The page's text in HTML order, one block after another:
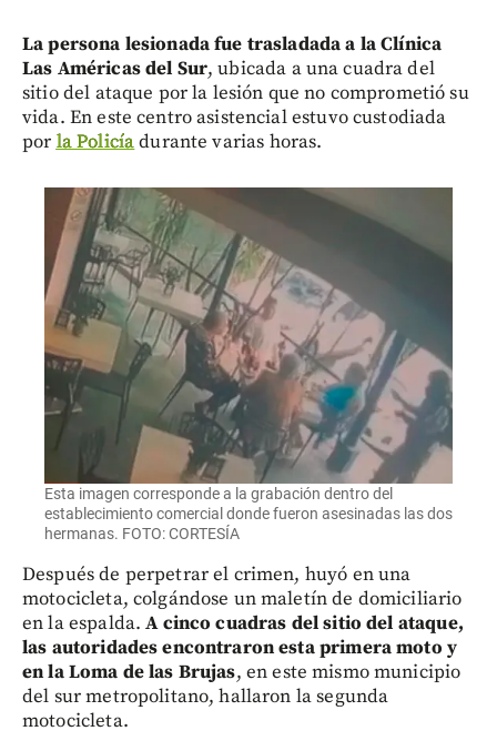
La persona lesionada fue trasladada a la Clínica
Las Américas del Sur, ubicada a una cuadra del
sitio del ataque por la lesión que no comprometió su
vida. En este centro asistencial estuvo custodiada
por la Policíadurante varias horas.
Esta imagen corresponde a la grabación dentro del
establecimiento comercial donde fueron asesinadas las dos
hermanas. FOTO: CORTESÍA
Después de perpetrar el crimen, huyó en una
motocicleta, colgándose un maletín de domiciliario
en la espalda.A cinco cuadras del sitio del ataque,
las autoridades encontraron esta primera moto y
en la Loma de las Brujas, en este mismo municipio
del sur metropolitano, hallaron la segunda
motocicleta.